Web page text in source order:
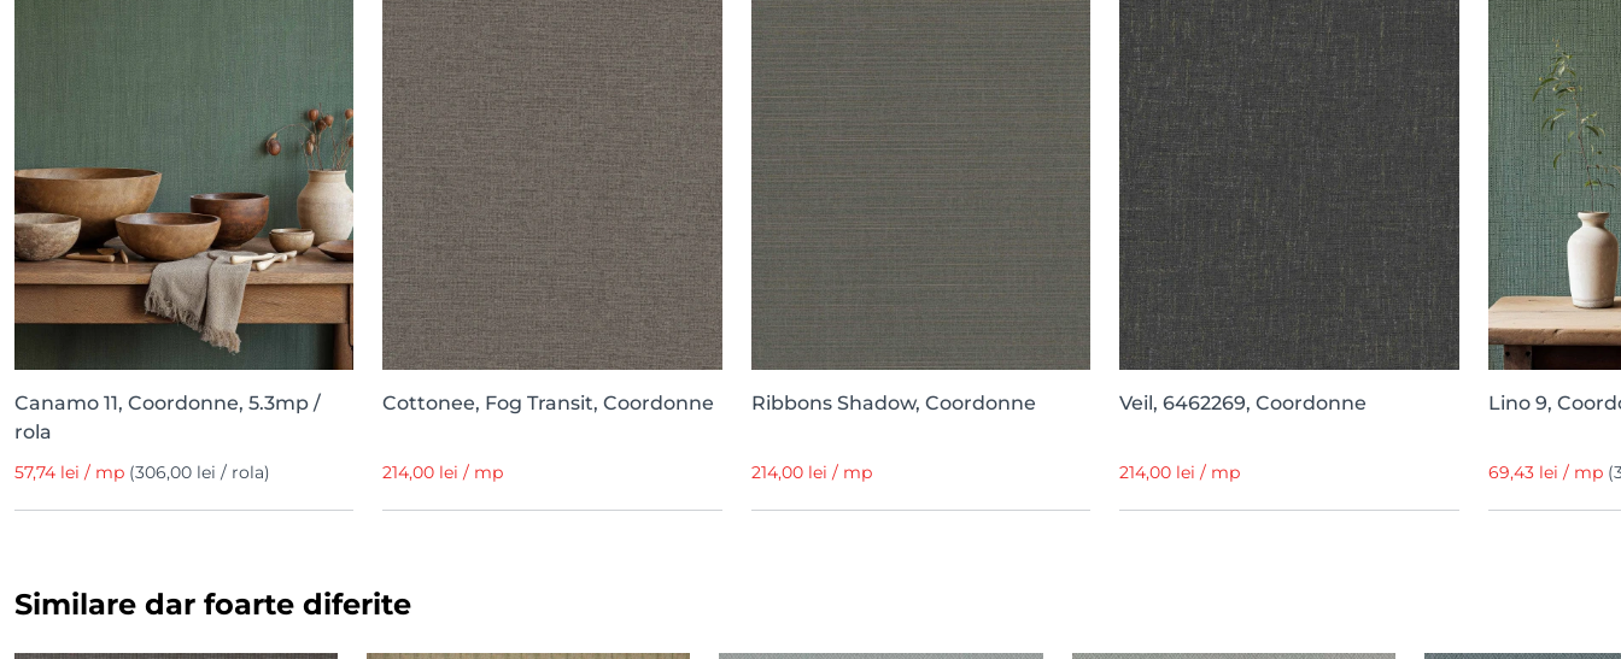
Canamo 11, Coordonne, 5.3mp /
rola
57,74 lei / mp (306,00 lei / rola)
Cottonee, Fog Transit, Coordonne
214,00 lei / mp
Ribbons Shadow, Coordonne
214,00 lei / mp
Veil, 6462269, Coordonne
214,00 lei / mp
Lino 9,
69,43 lei / mp
Similare dar foarte diferite